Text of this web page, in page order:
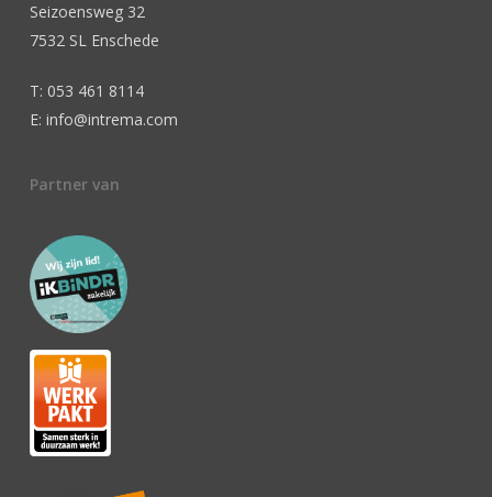
Seizoensweg 32
7532 SL Enschede
T: 053 461 8114
E: info@intrema.com
Partner van